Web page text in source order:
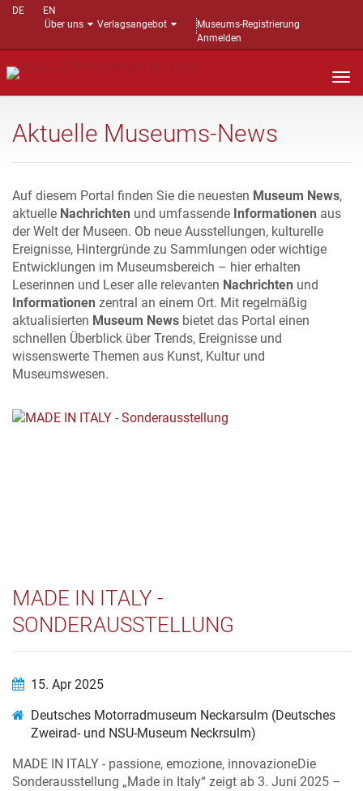
DE
EN
Über uns
Verlagsangebot
Museums-Registrierung
Anmelden
Aktuelle Museums-News
Auf diesem Portal finden Sie die neuesten Museum News,
aktuelle Nachrichten und umfassende Informationen aus
der Welt der Museen. Ob neue Ausstellungen, kulturelle
Ereignisse, Hintergründe zu Sammlungen oder wichtige
Entwicklungen im Museumsbereich – hier erhalten
Leserinnen und Leser alle relevanten Nachrichten und
Informationen zentral an einem Ort. Mit regelmäßig
aktualisierten Museum News bietet das Portal einen
schnellen Überblick über Trends, Ereignisse und
wissenswerte Themen aus Kunst, Kultur und
Museumswesen.
MADE IN ITALY -
SONDERAUSSTELLUNG
15. Apr 2025
Deutsches Motorradmuseum Neckarsulm (Deutsches
Zweirad- und NSU-Museum Neckrsulm)
MADE IN ITALY - passione, emozione, innovazioneDie
Sonderausstellung „Made in Italy“ zeigt ab 3. Juni 2025 –